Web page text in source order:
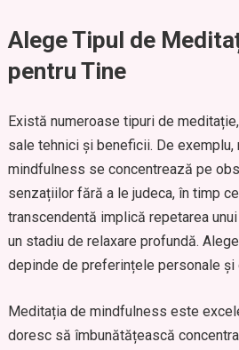
Alege Tipul de
pentru Tine
Există numeroase tipuri de
sale tehnici și beneficii. De exemplu,
mindfulness se concentrează pe
senzațiilor fără a le judeca, în timp
transcendentă implică repetarea
un stadiu de relaxare profundă.
depinde de preferințele personale
Meditația de mindfulness este
doresc să îmbunătățească